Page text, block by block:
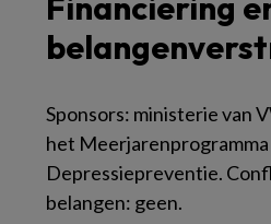
Sponsors: ministerie van
het Meerjarenprogramma
Depressiepreventie.
belangen: geen.